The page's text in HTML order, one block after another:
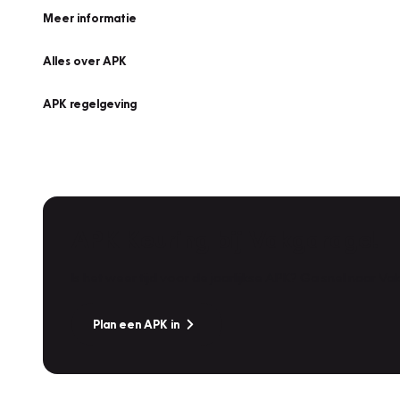
Meer informatie
Alles over APK
APK regelgeving
Plan een APK in